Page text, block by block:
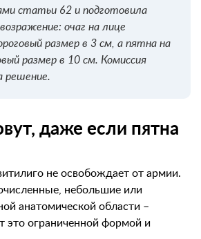
статьи 62 и подготовила
очаг на лице
размер в 3 см, а пятна на
размер в 10 см. Комиссия
решение.
даже если пятна
не освобождает от армии.
небольшие или
анатомической области –
это ограниченной формой и